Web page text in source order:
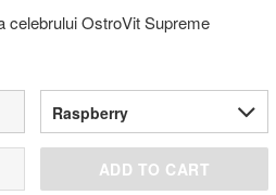
celebrului OstroVit Supreme
Raspberry
ADD TO CART